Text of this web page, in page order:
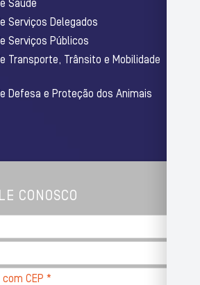
Saúde
Serviços Delegados
Serviços Públicos
Transporte, Trânsito e Mobilidade
Defesa e Proteção dos Animais
CONOSCO